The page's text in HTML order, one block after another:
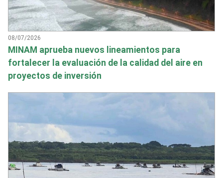
08/07/2026
MINAM aprueba nuevos lineamientos para
fortalecer la evaluación de la calidad del aire en
proyectos de inversión